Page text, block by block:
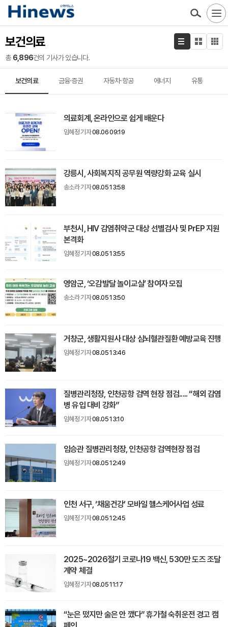
보건의료
총 6,896건의 기사가 있습니다.
보건의료 금융·증권 자동차·항공 에너지 유통
의료회계, 온라인으로 쉽게 배운다
임혜정 기자08.06 09:19
강릉시, 사회복지직 공무원 역량강화 교육 실시
송소라 기자08.05 13:58
부천시, HIV 감염취약군 대상 선별검사 및 PrEP 지원
본격화
임혜정 기자08.05 13:55
영암군, ‘오감발달 놀이교실’ 참여자 모집
송소라 기자08.05 13:50
거창군, 생활지원사 대상 심뇌혈관질환 예방교육 진행
임혜정 기자08.05 13:46
질병관리청장, 인천공항 검역 현장 점검..... “해외 감염
병 유입 대비 강화”
임혜정 기자08.05 13:10
임승관 질병관리청장, 인천공항 검역현장 점검
임혜정 기자08.05 12:49
인천 서구, ‘채움건강’ 모바일 헬스케어사업 성료
임혜정 기자08.05 12:45
2025~2026절기 코로나19 백신, 530만 도즈 조달
계약 체결
임혜정 기자08.05 11:17
“눈은 떴지만 술은 안 깼다” 휴가철 숙취운전 경고 캠